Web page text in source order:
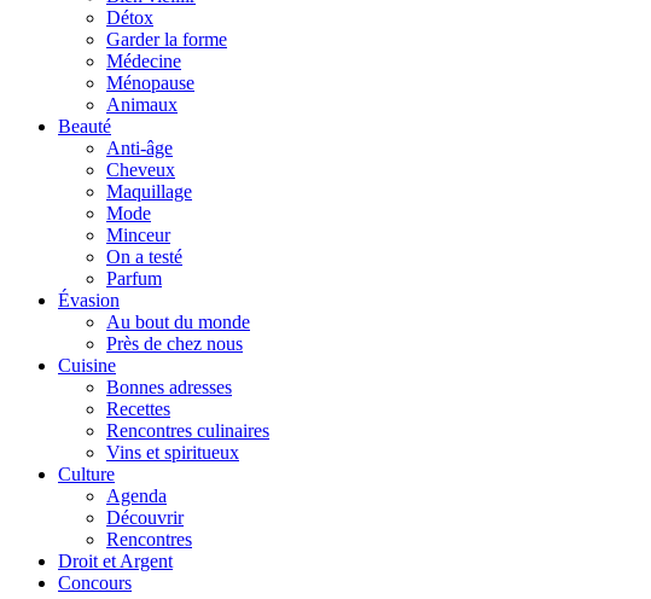
Détox
Garder la forme
Médecine
Ménopause
Animaux
Beauté
Anti-âge
Cheveux
Maquillage
Mode
Minceur
On a testé
Parfum
Évasion
Au bout du monde
Près de chez nous
Cuisine
Bonnes adresses
Recettes
Rencontres culinaires
Vins et spiritueux
Culture
Agenda
Découvrir
Rencontres
Droit et Argent
Concours